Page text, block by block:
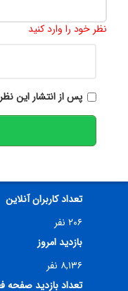
نظر خود را وارد کنید
پس از انتشار این
تعداد کاربران آنلاین
۲۰۶ نفر
بازدید امروز
۸,۱۳۶ نفر
تعداد بازدید صفحه